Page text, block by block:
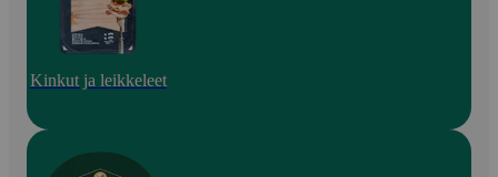
Kinkut ja leikkeleet